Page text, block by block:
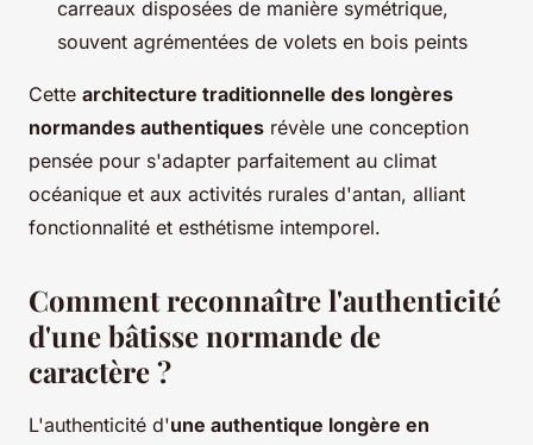
carreaux disposées de manière symétrique,
souvent agrémentées de volets en bois peints
Cette architecture traditionnelle des longères
normandes authentiques révèle une conception
pensée pour s'adapter parfaitement au climat
océanique et aux activités rurales d'antan, alliant
fonctionnalité et esthétisme intemporel.
Comment reconnaître l'authenticité
d'une bâtisse normande de
caractère ?
L'authenticité d'une authentique longère en